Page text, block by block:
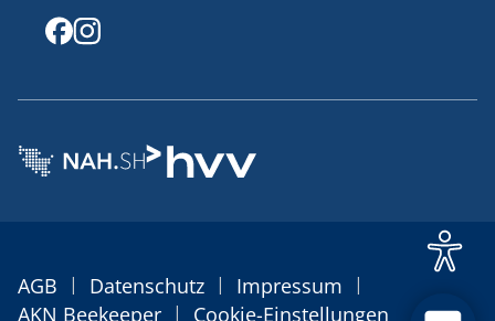
AGB | Datenschutz | Impressum |
AKN Beekeeper | Cookie-Einstellungen